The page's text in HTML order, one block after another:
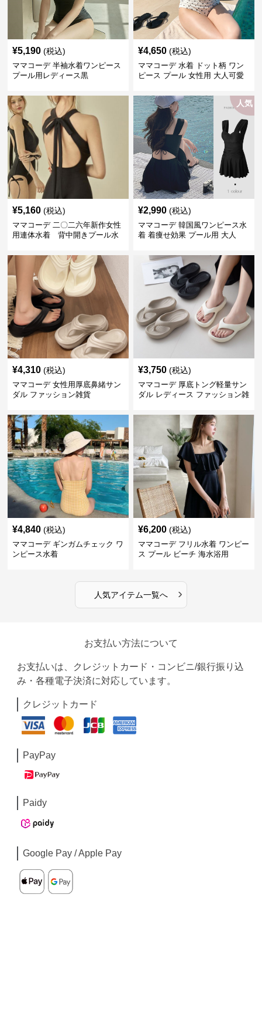
¥5,190 (税込)
ママコーデ 半袖水着ワンピース
プール用レディース黒
¥4,650 (税込)
ママコーデ 水着 ドット柄 ワン
ピース プール 女性用 大人可愛
¥5,160 (税込)
ママコーデ 二〇二六年新作女性
用連体水着 背中開きプール水
人気
¥2,990 (税込)
ママコーデ 韓国風ワンピース水
着 着痩せ効果 プール用 大人
¥4,310 (税込)
ママコーデ 女性用厚底鼻緒サン
ダル ファッション雑貨
¥3,750 (税込)
ママコーデ 厚底トング軽量サン
ダル レディース ファッション雑
¥4,840 (税込)
ママコーデ ギンガムチェック ワ
ンピース水着
¥6,200 (税込)
ママコーデ フリル水着 ワンピー
ス プール ビーチ 海水浴用
人気アイテム一覧へ ›
お支払い方法について
お支払いは、クレジットカード・コンビニ/銀行振り込
み・各種電子決済に対応しています。
クレジットカード
PayPay
Paidy
Google Pay / Apple Pay